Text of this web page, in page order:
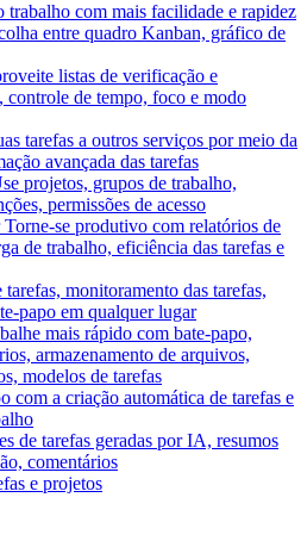
trabalho com mais facilidade e rapidez
entre quadro Kanban, gráfico de
listas de verificação e
controle de tempo, foco e modo
tarefas a outros serviços por meio da
avançada das tarefas
projetos, grupos de trabalho,
permissões de acesso
Torne-se produtivo com relatórios de
de trabalho, eficiência das tarefas e
tarefas, monitoramento das tarefas,
papo em qualquer lugar
mais rápido com bate-papo,
armazenamento de arquivos,
modelos de tarefas
com a criação automática de tarefas e
de tarefas geradas por IA, resumos
comentários
e projetos